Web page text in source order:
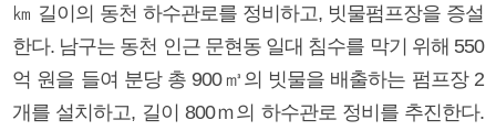
㎞ 길이의 동천 하수관로를 정비하고, 빗물펌프장을 증설
한다. 남구는 동천 인근 문현동 일대 침수를 막기 위해 550
억 원을 들여 분당 총 900㎥의 빗물을 배출하는 펌프장 2
개를 설치하고, 길이 800ｍ의 하수관로 정비를 추진한다.